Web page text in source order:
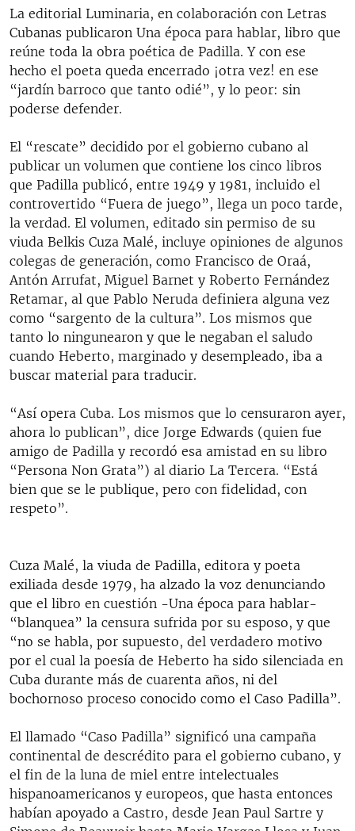
La editorial Luminaria, en colaboración con Letras
Cubanas publicaron Una época para hablar, libro que
reúne toda la obra poética de Padilla. Y con ese
hecho el poeta queda encerrado ¡otra vez! en ese
“jardín barroco que tanto odié”, y lo peor: sin
poderse defender.
El “rescate” decidido por el gobierno cubano al
publicar un volumen que contiene los cinco libros
que Padilla publicó, entre 1949 y 1981, incluido el
controvertido “Fuera de juego”, llega un poco tarde,
la verdad. El volumen, editado sin permiso de su
viuda Belkis Cuza Malé, incluye opiniones de algunos
colegas de generación, como Francisco de Oraá,
Antón Arrufat, Miguel Barnet y Roberto Fernández
Retamar, al que Pablo Neruda definiera alguna vez
como “sargento de la cultura”. Los mismos que
tanto lo ningunearon y que le negaban el saludo
cuando Heberto, marginado y desempleado, iba a
buscar material para traducir.
“Así opera Cuba. Los mismos que lo censuraron ayer,
ahora lo publican”, dice Jorge Edwards (quien fue
amigo de Padilla y recordó esa amistad en su libro
“Persona Non Grata”) al diario La Tercera. “Está
bien que se le publique, pero con fidelidad, con
respeto”.
Cuza Malé, la viuda de Padilla, editora y poeta
exiliada desde 1979, ha alzado la voz denunciando
que el libro en cuestión -Una época para hablar-
“blanquea” la censura sufrida por su esposo, y que
“no se habla, por supuesto, del verdadero motivo
por el cual la poesía de Heberto ha sido silenciada en
Cuba durante más de cuarenta años, ni del
bochornoso proceso conocido como el Caso Padilla”.
El llamado “Caso Padilla” significó una campaña
continental de descrédito para el gobierno cubano, y
el fin de la luna de miel entre intelectuales
hispanoamericanos y europeos, que hasta entonces
habían apoyado a Castro, desde Jean Paul Sartre y